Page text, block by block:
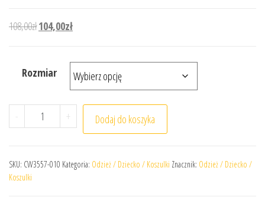
108,00złPierwotna cena wynosiła: 108,00zł.
104,00złAktualna cena wynosi: 104,00zł.
Rozmiar
- ilość Koszulka Nike Junior Strike 21 CW3557-010
+ Dodaj do koszyka
SKU: CW3557-010 Kategoria: Odzież / Dziecko / Koszulki Znacznik: Odzież / Dziecko /
Koszulki